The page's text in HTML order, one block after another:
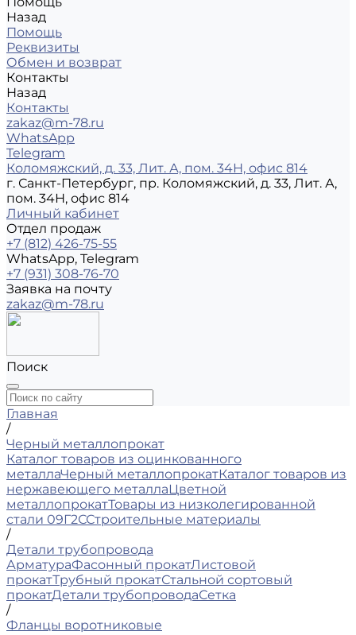
Назад
Помощь
Реквизиты
Обмен и возврат
Контакты
Назад
Контакты
zakaz@m-78.ru
WhatsApp
Telegram
Коломяжский, д. 33, Лит. А, пом. 34Н, офис 814
г. Санкт-Петербург, пр. Коломяжский, д. 33, Лит. А,
пом. 34Н, офис 814
Личный кабинет
Отдел продаж
+7 (812) 426-75-55
WhatsApp, Telegram
+7 (931) 308-76-70
Заявка на почту
zakaz@m-78.ru
Поиск
Главная
/
Черный металлопрокат
Каталог товаров из оцинкованного
металлаЧерный металлопрокатКаталог товаров из
нержавеющего металлаЦветной
металлопрокатТовары из низколегированной
стали 09Г2ССтроительные материалы
/
Детали трубопровода
АрматураФасонный прокатЛистовой
прокатТрубный прокатСтальной сортовый
прокатДетали трубопроводаСетка
/
Фланцы воротниковые